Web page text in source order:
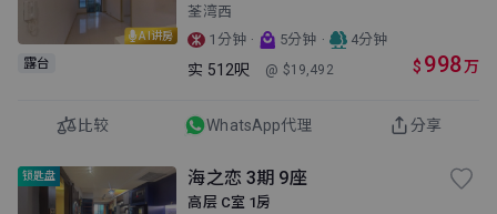
AI讲房
露台
荃湾西
1分钟 · 5分钟 · 4分钟
实 512呎 @ $19,492 $ 998万
比较 WhatsApp代理 分享
锁匙盘 海之恋 3期 9座
高层 C室 1房